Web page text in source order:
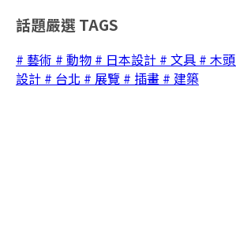
話題嚴選 TAGS
# 藝術 # 動物 # 日本設計 # 文具 # 木頭
設計 # 台北 # 展覽 # 插畫 # 建築